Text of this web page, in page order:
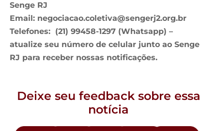
Senge RJ
Email: negociacao.coletiva@sengerj2.org.br
Telefones: (21) 99458-1297 (Whatsapp) –
atualize seu número de celular junto ao Senge
RJ para receber nossas notificações.
Deixe seu feedback sobre essa
notícia